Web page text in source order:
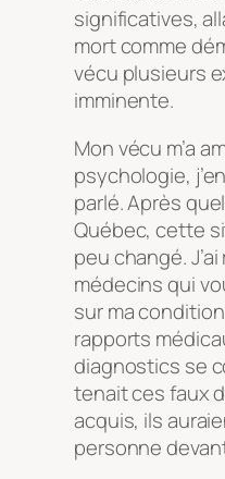
significatives,
mort comme
vécu plusieurs
imminente.
Mon vécu m’a
psychologie,
parlé. Après
Québec, cette
peu changé.
médecins qui
sur ma
rapports
diagnostics se
tenait ces faux
acquis, ils
personne